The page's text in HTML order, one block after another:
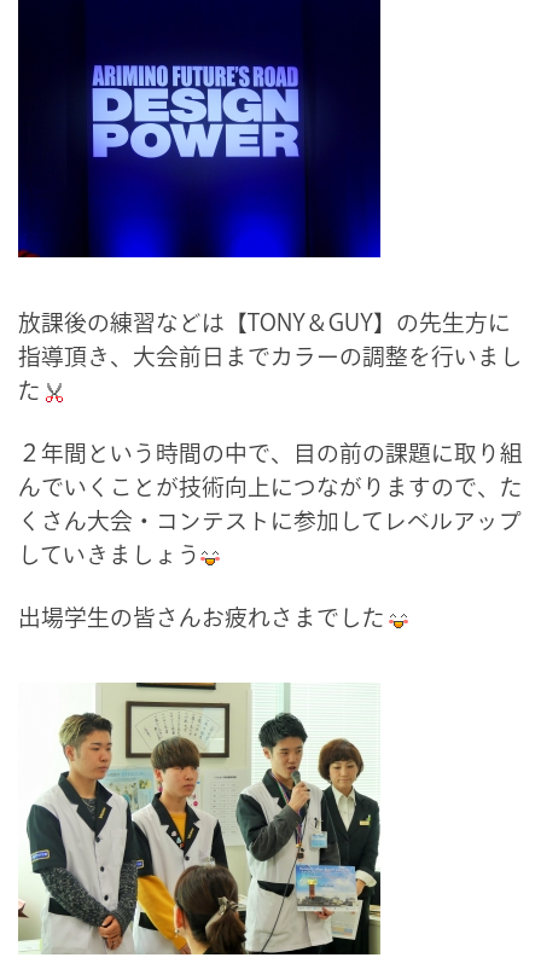
放課後の練習などは【TONY＆GUY】の先生方に
指導頂き、大会前日までカラーの調整を行いまし
た
２年間という時間の中で、目の前の課題に取り組
んでいくことが技術向上につながりますので、 た
くさん大会・コンテストに参加してレベルアップ
していきましょう
出場学生の皆さんお疲れさまでした